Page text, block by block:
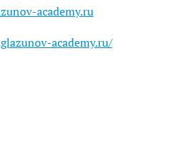
academy.ru
academy.ru/